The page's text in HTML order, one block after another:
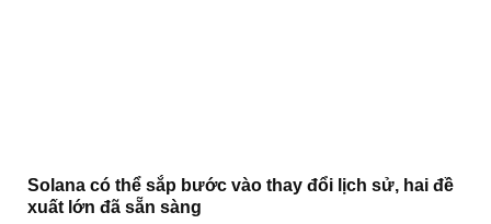
Solana có thể sắp bước vào thay đổi lịch sử, hai đề
xuất lớn đã sẵn sàng